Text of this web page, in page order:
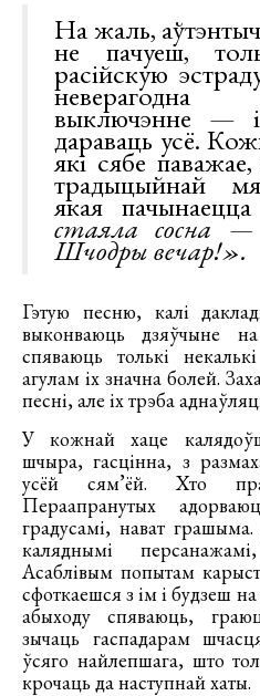
На жаль,
не пачуеш,
расійскую
выключэнне —
дараваць усё.
які сябе паважае,
традыцыйнай
якая
стаяла сосна
Шчодры вечар!».
Гэтую песню, калі
выконваюць дзяўчыне
спяваюць толькі
агулам іх значна болей.
песні, але іх трэба
У кожнай хаце
шчыра, гасцінна, з
усёй сям’ёй. Хто
Пераапранутых
градусамі, нават
каляднымі
Асаблівым попытам
сфоткаешся з ім і будзеш на
абыходу спяваюць,
зычаць гаспадарам
ўсяго найлепшага, што
крочаць да наступнай хаты.